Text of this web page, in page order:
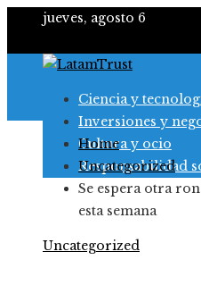
jueves, agosto 6
Ciencia y
Inversiones y
Cultura y ocio
Responsabilidad
Home
Uncategorized
Se espera otra
esta semana
Uncategorized